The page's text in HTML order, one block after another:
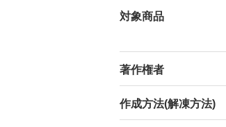
対象商品
著作権者
作成方法(解凍方法)